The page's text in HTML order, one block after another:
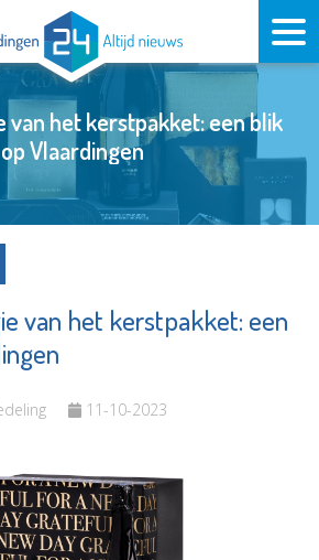
van het kerstpakket: een blik
op Vlaardingen
van het kerstpakket: een
11-10-2023